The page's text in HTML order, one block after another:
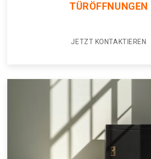
TÜRÖFFNUNGEN
JETZT KONTAKTIEREN